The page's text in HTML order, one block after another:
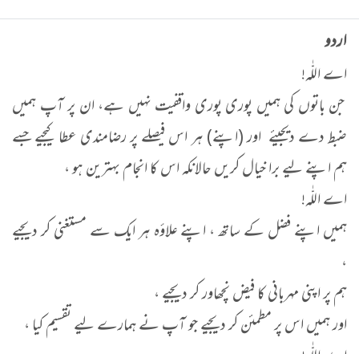
اردو
اے اللّٰہ!
جن باتوں کی ہمیں پوری پوری واقفیت نہیں ہے، ان پر آپ ہمیں
ضبط دے دیجیئے اور (اپنے) ہر اس فیصلے پر رضامندی عطا کیجیے جسے
ہم اپنے لیے برا خیال کریں حالانکہ اس کا انجام بہترین ہو ،
اے اللّٰہ!
ہمیں اپنے فضل کے ساتھ ، اپنے علاؤہ ہر ایک سے مستغنی کر دیجیے
،
ہم پر اپنی مہربانی کا فیض نچھاور کر دیجیے ،
اور ہمیں اس پر مطمئن کر دیجیے جو آپ نے ہمارے لیے تقسیم کیا ،